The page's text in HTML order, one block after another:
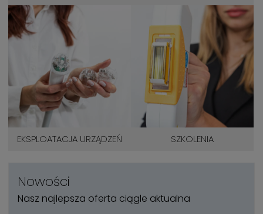
EKSPLOATACJA URZĄDZEŃ SZKOLENIA
Nowości
Nasz najlepsza oferta ciągle aktualna